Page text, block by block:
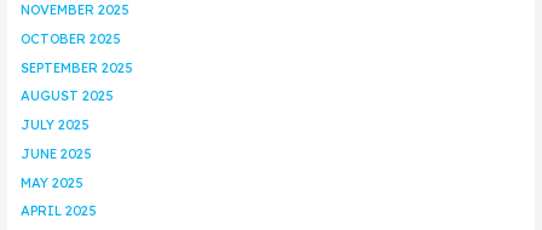
NOVEMBER 2025
OCTOBER 2025
SEPTEMBER 2025
AUGUST 2025
JULY 2025
JUNE 2025
MAY 2025
APRIL 2025